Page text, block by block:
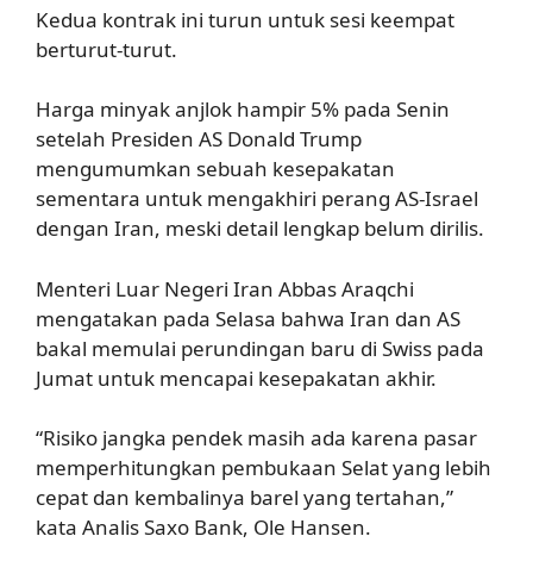
Kedua kontrak ini turun untuk sesi keempat
berturut-turut.
Harga minyak anjlok hampir 5% pada Senin
setelah Presiden AS Donald Trump
mengumumkan sebuah kesepakatan
sementara untuk mengakhiri perang AS-Israel
dengan Iran, meski detail lengkap belum dirilis.
Menteri Luar Negeri Iran Abbas Araqchi
mengatakan pada Selasa bahwa Iran dan AS
bakal memulai perundingan baru di Swiss pada
Jumat untuk mencapai kesepakatan akhir.
“Risiko jangka pendek masih ada karena pasar
memperhitungkan pembukaan Selat yang lebih
cepat dan kembalinya barel yang tertahan,”
kata Analis Saxo Bank, Ole Hansen.